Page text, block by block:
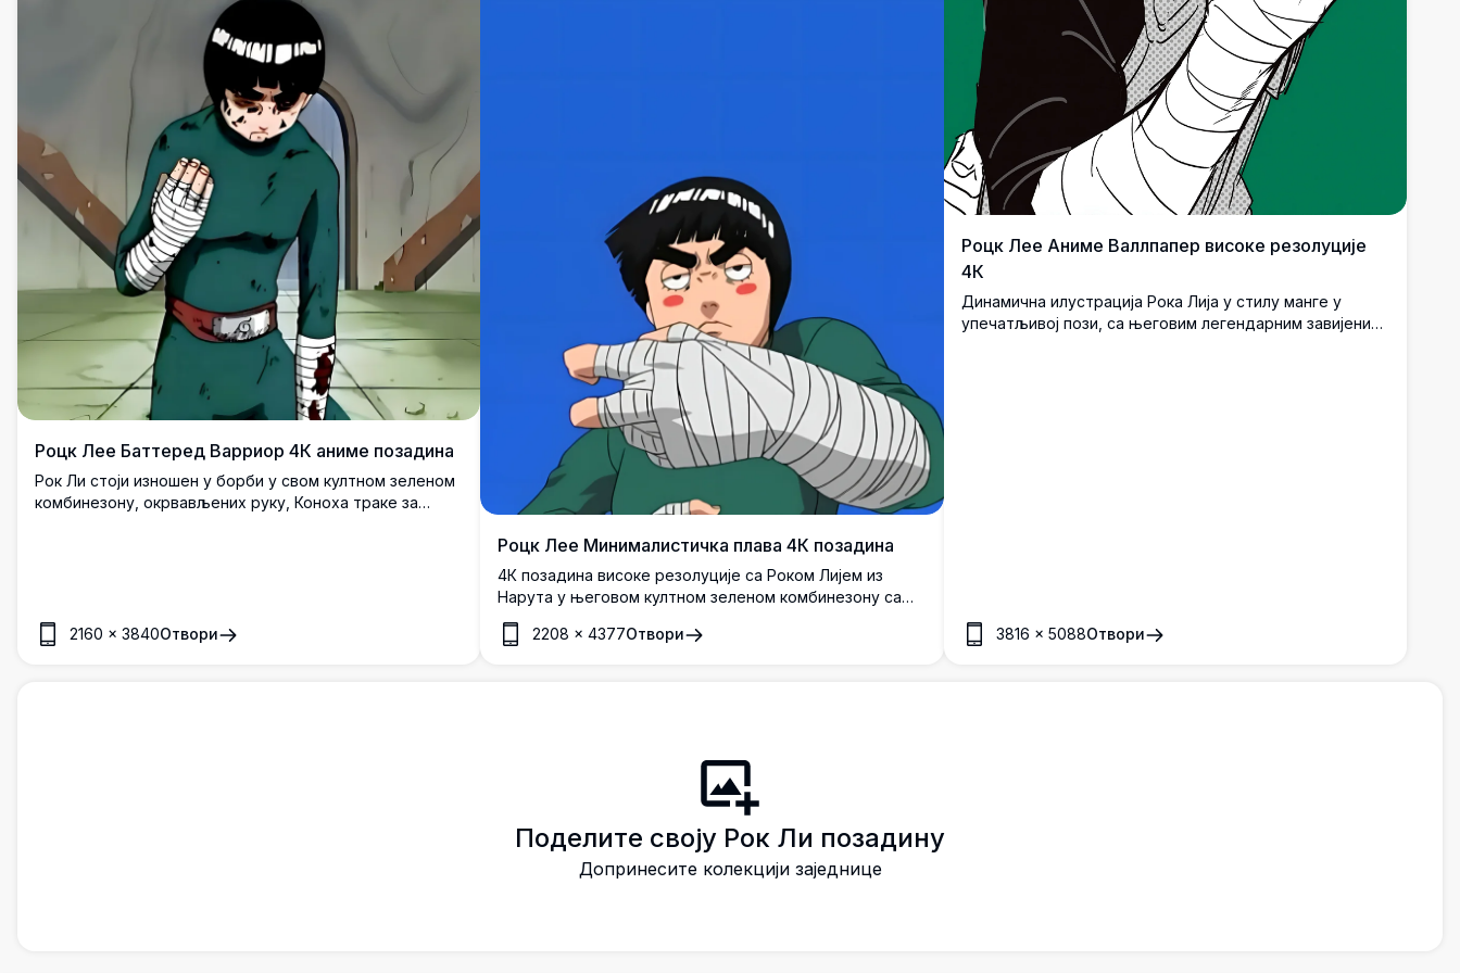
Роцк Лее Баттеред Варриор 4К аниме позадина
Рок Ли стоји изношен у борби у свом култном зеленом
комбинезону, окрвављених руку, Коноха траке за
2160 × 3840Отвори
Роцк Лее Минималистичка плава 4К позадина
4К позадина високе резолуције са Роком Лијем из
Нарута у његовом култном зеленом комбинезону са
завијеним рукама, постављеном на смело плавој
позадини.
2208 ×4377Отвори
Роцк Лее Аниме Валлпапер високе резолуције
4К
Динамична илустрација Рока Лија у стилу манге у
упечатљивој пози, са његовим легендарним завијеним
3816 × 5088Отвори
Поделите своју Рок Ли позадину
Допринесите колекцији заједнице